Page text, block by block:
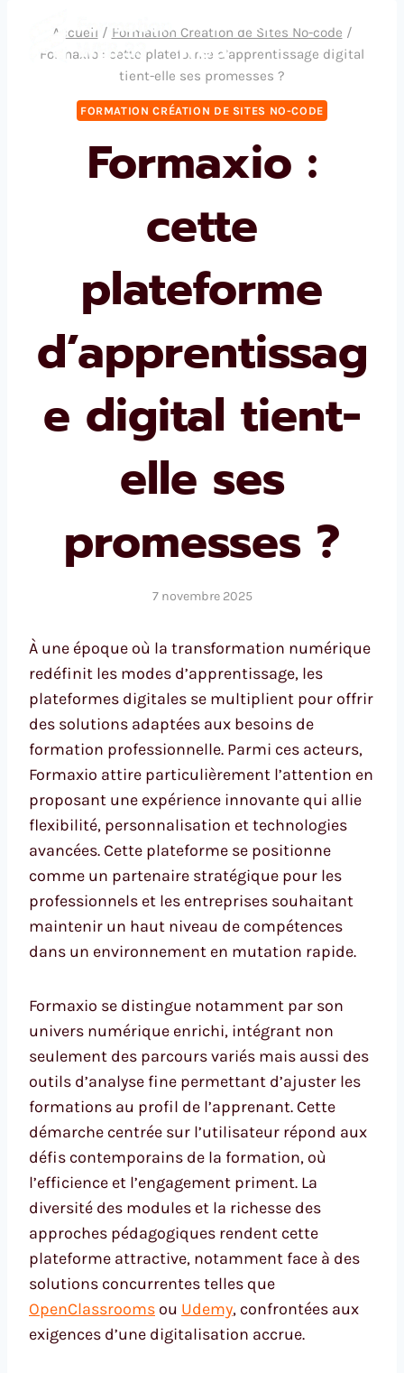
contenu
Formation
Web
Accueil / Formation Création de Sites No-code /
Formaxio : cette plateforme d’apprentissage digital
tient-elle ses promesses ?
FORMATION CRÉATION DE SITES NO-CODE
Formaxio :
cette
plateforme
d’apprentissag
e digital tient-
elle ses
promesses ?
7 novembre 2025
À une époque où la transformation numérique
redéfinit les modes d’apprentissage, les
plateformes digitales se multiplient pour offrir
des solutions adaptées aux besoins de
formation professionnelle. Parmi ces acteurs,
Formaxio attire particulièrement l’attention en
proposant une expérience innovante qui allie
flexibilité, personnalisation et technologies
avancées. Cette plateforme se positionne
comme un partenaire stratégique pour les
professionnels et les entreprises souhaitant
maintenir un haut niveau de compétences
dans un environnement en mutation rapide.
Formaxio se distingue notamment par son
univers numérique enrichi, intégrant non
seulement des parcours variés mais aussi des
outils d’analyse fine permettant d’ajuster les
formations au profil de l’apprenant. Cette
démarche centrée sur l’utilisateur répond aux
défis contemporains de la formation, où
l’efficience et l’engagement priment. La
diversité des modules et la richesse des
approches pédagogiques rendent cette
plateforme attractive, notamment face à des
solutions concurrentes telles que
OpenClassrooms ou Udemy, confrontées aux
exigences d’une digitalisation accrue.